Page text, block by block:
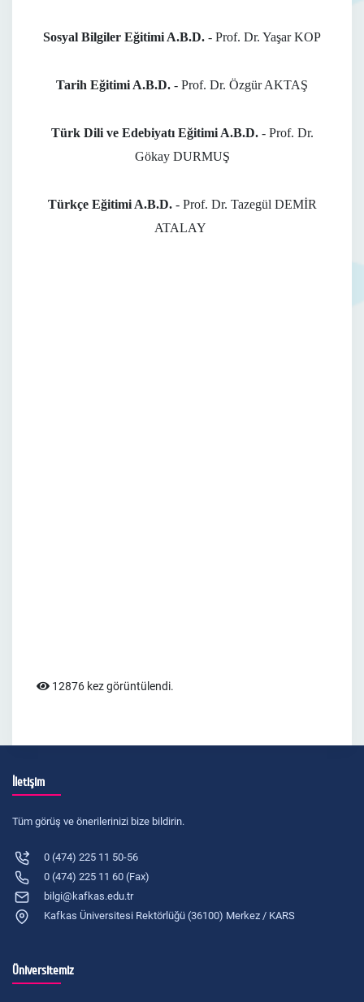
Sosyal Bilgiler Eğitimi A.B.D. - Prof. Dr. Yaşar KOP
Tarih Eğitimi A.B.D. - Prof. Dr. Özgür AKTAŞ
Türk Dili ve Edebiyatı Eğitimi A.B.D. - Prof. Dr.
Gökay DURMUŞ
Türkçe Eğitimi A.B.D. - Prof. Dr. Tazegül DEMİR
ATALAY
12876 kez görüntülendi.
İletişim
Tüm görüş ve önerilerinizi bize bildirin.
0 (474) 225 11 50-56
0 (474) 225 11 60 (Fax)
bilgi@kafkas.edu.tr
Kafkas Üniversitesi Rektörlüğü (36100) Merkez / KARS
Üniversitemiz